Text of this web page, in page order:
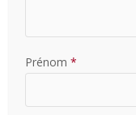
Prénom *